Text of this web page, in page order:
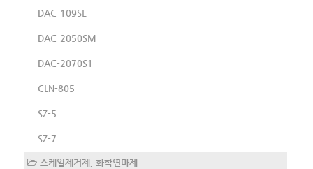
DAC-109SE
DAC-2050SM
DAC-2070S1
CLN-805
SZ-5
SZ-7
스케일제거제, 화학연마제